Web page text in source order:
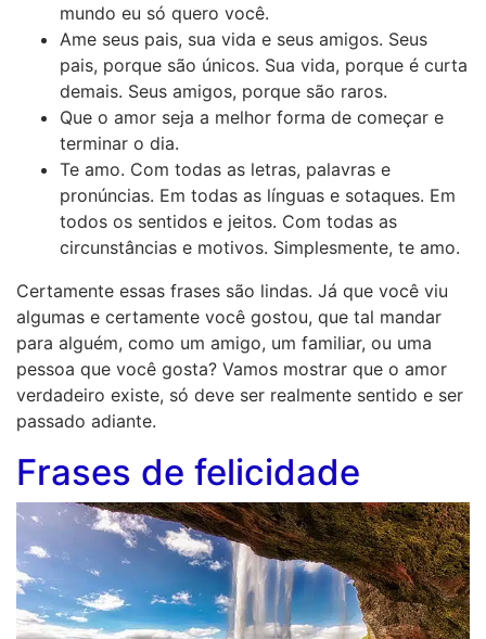
mundo eu só quero você.
Ame seus pais, sua vida e seus amigos. Seus
pais, porque são únicos. Sua vida, porque é curta
demais. Seus amigos, porque são raros.
Que o amor seja a melhor forma de começar e
terminar o dia.
Te amo. Com todas as letras, palavras e
pronúncias. Em todas as línguas e sotaques. Em
todos os sentidos e jeitos. Com todas as
circunstâncias e motivos. Simplesmente, te amo.
Certamente essas frases são lindas. Já que você viu
algumas e certamente você gostou, que tal mandar
para alguém, como um amigo, um familiar, ou uma
pessoa que você gosta? Vamos mostrar que o amor
verdadeiro existe, só deve ser realmente sentido e ser
passado adiante.
Frases de felicidade